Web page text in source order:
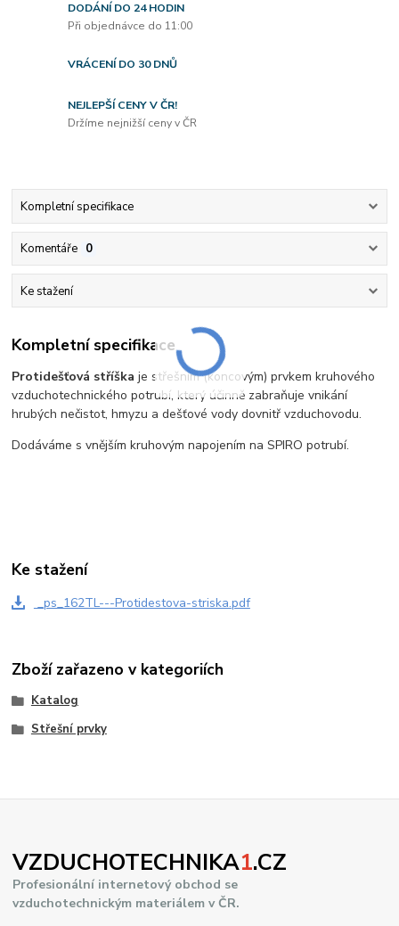
DODÁNÍ DO 24 HODIN
Při objednávce do 11:00
VRÁCENÍ DO 30 DNŮ
NEJLEPŠÍ CENY V ČR!
Držíme nejnižší ceny v ČR
Kompletní specifikace
Komentáře 0
Ke stažení
Kompletní specifikace
Protidešťová stříška je střešním (koncovým) prvkem kruhového
vzduchotechnického potrubí, který účinně zabraňuje vnikání
hrubých nečistot, hmyzu a dešťové vody dovnitř vzduchovodu.
Dodáváme s vnějším kruhovým napojením na SPIRO potrubí.
Ke stažení
_ps_162TL---Protidestova-striska.pdf
Zboží zařazeno v kategoriích
Katalog
Střešní prvky
VZDUCHOTECHNIKA1.CZ
Profesionální internetový obchod se
vzduchotechnickým materiálem v ČR.